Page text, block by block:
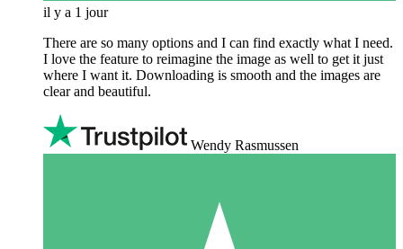
il y a 1 jour
There are so many options and I can find exactly what I need.
I love the feature to reimagine the image as well to get it just
where I want it. Downloading is smooth and the images are
clear and beautiful.
Wendy Rasmussen